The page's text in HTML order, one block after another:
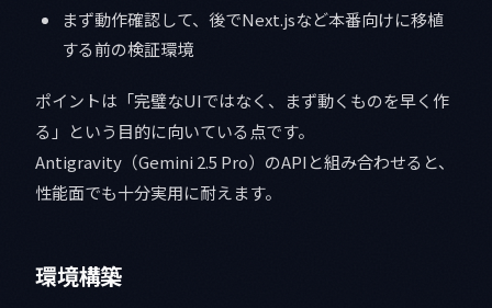
まず動作確認して、後でNext.jsなど本番向けに移植
する前の検証環境
ポイントは「完璧なUIではなく、まず動くものを早く作
る」という目的に向いている点です。
Antigravity（Gemini 2.5 Pro）のAPIと組み合わせると、
性能面でも十分実用に耐えます。
環境構築